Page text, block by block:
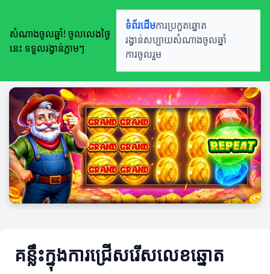
សំណាងចូលឆ្នាំ! ចូលលេងថ្ងៃ
នេះ ទទួលរង្វាន់ភ្លាមៗ
ទំព័រដើមការប្រកួតឆ្នោត
រង្វាន់សប្បាយសំណាងចូលឆ្នាំ
ការចូលរួម
គន្លឹះក្នុងការជ្រើសរើសលេខឆ្នោត